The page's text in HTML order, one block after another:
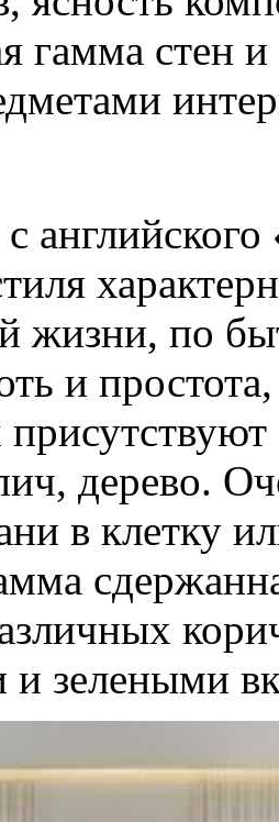
гамма стен
жизни, по
и
дерево.
в клетку
и зелеными